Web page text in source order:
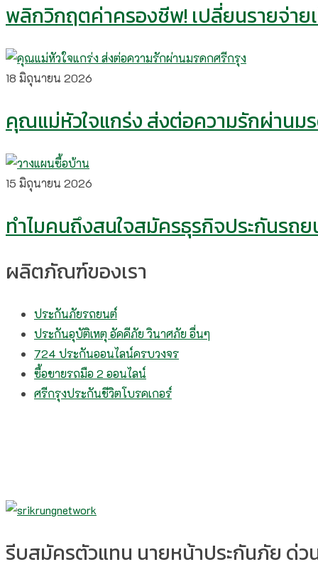
พลิกวิกฤตค่าครองชีพ! เปลี่ยนรายจ่าย
18 มิถุนายน 2026
คุณแม่หัวใจแกร่ง ส่งต่อความรักผ่านม
15 มิถุนายน 2026
ทำไมคนถึงสนใจสมัครธุรกิจประกันรถ
ผลิตภัณฑ์ของเรา
ประกันภัยรถยนต์
ประกันอุบัติเหตุ อัคคีภัย วินาศภัย อื่นๆ
724 ประกันออนไลน์ครบวงจร
ซื้อขายรถมือ 2 ออนไลน์
ศรีกรุงประกันชีวิตโบรคเกอร์
รีบสมัครตัวแทน นายหน้าประกันภัย ด่วน